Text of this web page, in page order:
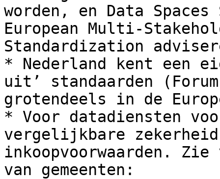
worden, en Data Spaces
European Multi-
Standardization
* Nederland kent een
uit’ standaarden
grotendeels in de
* Voor datadiensten
vergelijkbare
inkoopvoorwaarden. Zie
van gemeenten: